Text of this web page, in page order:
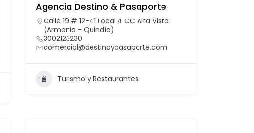
Agencia Destino & Pasaporte
Calle 19 # 12-41 Local 4 CC Alta Vista
(Armenia - Quindío)
3002123230
comercial@destinoypasaporte.com
Turismo y Restaurantes